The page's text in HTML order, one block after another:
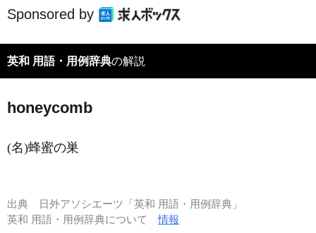
Sponsored by
英和 用語・用例辞典の解説
honeycomb
(名)蜂蜜の巣
出典
日外アソシエーツ「英和 用語・用例辞典」
英和 用語・用例辞典について情報